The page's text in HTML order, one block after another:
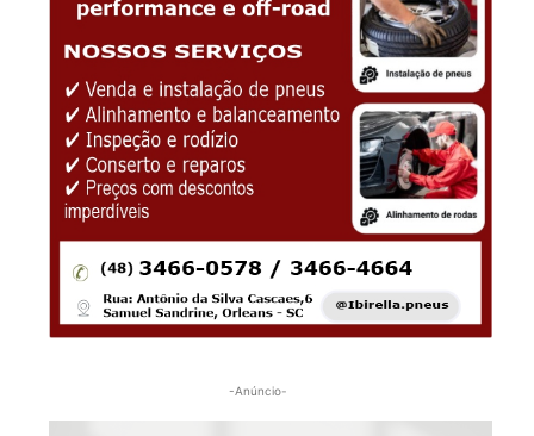
-Anúncio-